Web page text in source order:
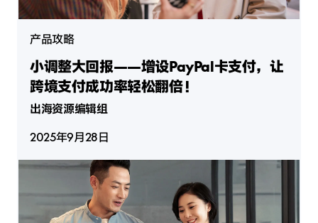
产品攻略
小调整大回报——增设PayPal卡支付，让
跨境支付成功率轻松翻倍！
出海资源编辑组
2025年9月28日